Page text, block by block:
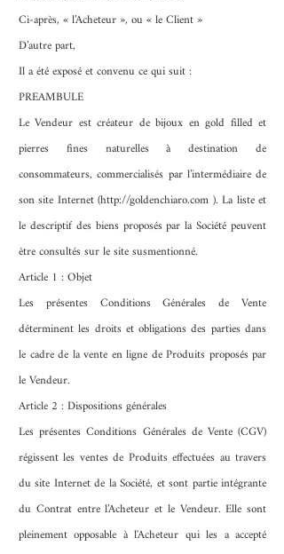
Ci-après, « l’Acheteur », ou « le Client »
D’autre part,
Il a été exposé et convenu ce qui suit :
PREAMBULE
Le Vendeur est créateur de bijoux en gold filled et
pierres fines naturelles à destination de
consommateurs, commercialisés par l’intermédiaire de
son site Internet (http://goldenchiaro.com). La liste et
le descriptif des biens proposés par la Société peuvent
être consultés sur le site susmentionné.
Article 1 : Objet
Les présentes Conditions Générales de Vente
déterminent les droits et obligations des parties dans
le cadre de la vente en ligne de Produits proposés par
le Vendeur.
Article 2 :Dispositions générales
Les présentes Conditions Générales de Vente (CGV)
régissent les ventes de Produits effectuées au travers
du site Internet de la Société, et sont partie intégrante
du Contrat entre l’Acheteur et le Vendeur. Elle sont
pleinement opposable à l'Acheteur qui les a accepté